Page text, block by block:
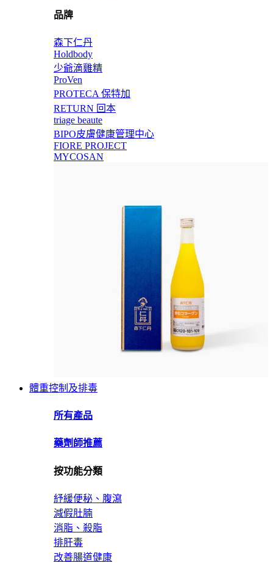
品牌
森下仁丹
Holdbody
少爺滴雞精
ProVen
PROTECA 保特加
RETURN 回本
triage beaute
BIPO皮膚健康管理中心
FIORE PROJECT
MYCOSAN
體重控制及排毒
所有產品
藥劑師推薦
按功能分類
紓緩便秘、腹瀉
減假肚腩
消脂、殺脂
排肝毒
改善腸道健康